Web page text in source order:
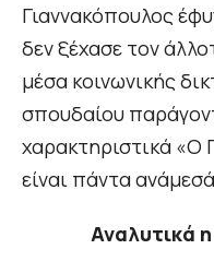
Γιαννακόπουλος
δεν ξέχασε τον
μέσα κοινωνικής
σπουδαίου
χαρακτηριστικά «Ο
είναι πάντα
Αναλυτικά